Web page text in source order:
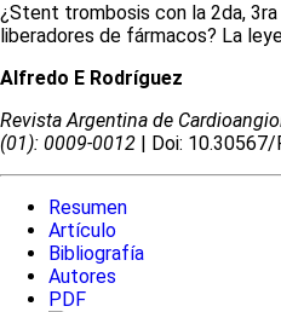
¿Stent trombosis con la 2da,
liberadores de fármacos? La
Alfredo E Rodríguez
Revista Argentina de
(01): 0009-0012 | Doi:
Resumen
Artículo
Bibliografía
Autores
PDF